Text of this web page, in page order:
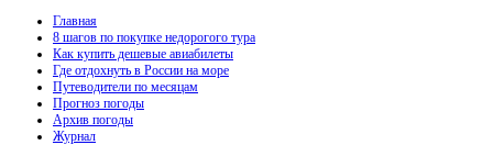
Главная
8 шагов по покупке недорогого тура
Как купить дешевые авиабилеты
Где отдохнуть в России на море
Путеводители по месяцам
Прогноз погоды
Архив погоды
Журнал